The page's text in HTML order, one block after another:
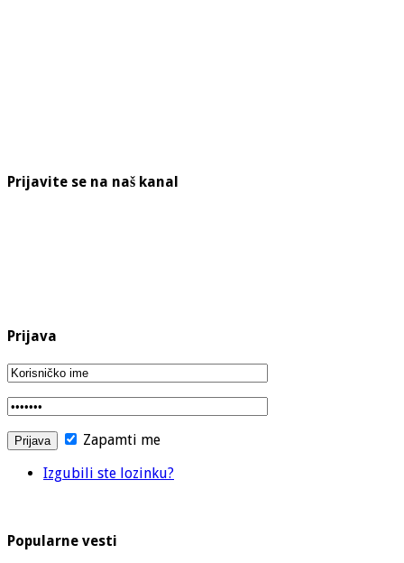
Prijavite se na naš kanal
Prijava
Zapamti me
Izgubili ste lozinku?
Popularne vesti